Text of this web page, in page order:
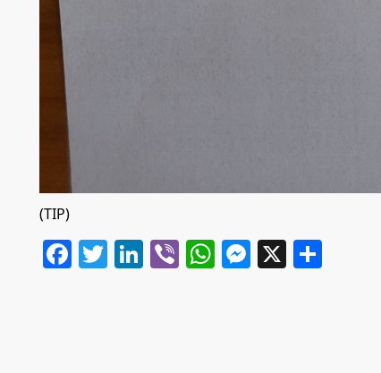
(TIP)
Facebook
Twitter
LinkedIn
ViberWhatsApp
Messenger
X